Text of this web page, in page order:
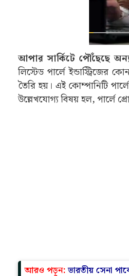
স্টকটির পারফরম্যান্স: